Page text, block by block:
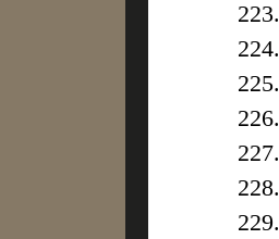
223.
224.
225.
226.
227.
228.
229.